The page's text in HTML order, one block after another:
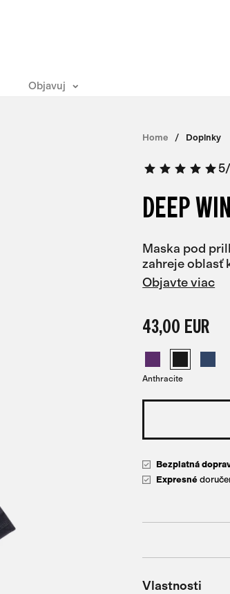
Objavuj
Home Doplnky
5/
DEEP
Maska pod
zahreje oblasť
Objavte viac
43,00 EUR
Anthracite
Bezplatná
Expresné
Vlastnosti